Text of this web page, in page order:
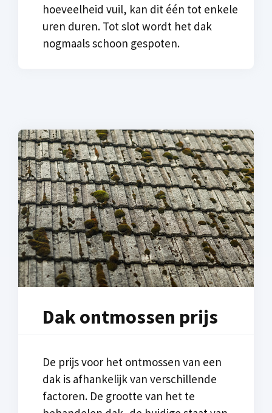
hoeveelheid vuil, kan dit één tot enkele
uren duren. Tot slot wordt het dak
nogmaals schoon gespoten.
Dak ontmossen prijs
De prijs voor het ontmossen van een
dak is afhankelijk van verschillende
factoren. De grootte van het te